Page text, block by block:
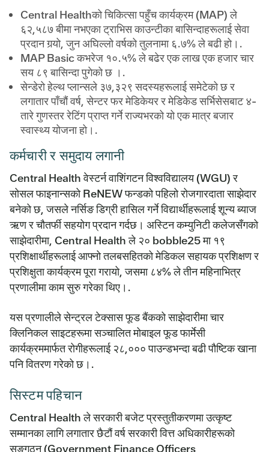
Central Healthको चिकित्सा पहुँच कार्यक्रम (MAP) ले
६२,५८७ बीमा नभएका ट्राभिस काउन्टीका बासिन्दाहरूलाई सेवा
प्रदान गर्‍यो, जुन अघिल्लो वर्षको तुलनामा ६.७% ले बढी हो।.
MAP Basic कभरेज १०.५% ले बढेर एक लाख एक हजार चार
सय ८९ बासिन्दा पुगेको छ ।.
सेन्डेरो हेल्थ प्लान्सले ३७,३२९ सदस्यहरूलाई समेटेको छ र
लगातार पाँचौं वर्ष, सेन्टर फर मेडिकेयर र मेडिकेड सर्भिसेसबाट ४-
तारे गुणस्तर रेटिंग प्राप्त गर्ने राज्यभरको यो एक मात्र बजार
स्वास्थ्य योजना हो।.
कर्मचारी र समुदाय लगानी
Central Health वेस्टर्न वाशिंगटन विश्वविद्यालय (WGU) र
सोसल फाइनान्सको ReNEW फन्डको पहिलो रोजगारदाता साझेदार
बनेको छ, जसले नर्सिङ डिग्री हासिल गर्ने विद्यार्थीहरूलाई शून्य ब्याज
ऋण र चौतर्फी सहयोग प्रदान गर्दछ। अस्टिन कम्युनिटी कलेजसँगको
साझेदारीमा, Central Health ले २० bobble25 मा १९
प्रशिक्षार्थीहरूलाई आफ्नो तलबसहितको मेडिकल सहायक प्रशिक्षण र
प्रशिक्षुता कार्यक्रम पूरा गरायो, जसमा ८४% ले तीन महिनाभित्र
प्रणालीमा काम सुरु गरेका थिए।.
यस प्रणालीले सेन्ट्रल टेक्सास फूड बैंकको साझेदारीमा चार
क्लिनिकल साइटहरूमा सञ्चालित मोबाइल फूड फार्मेसी
कार्यक्रममार्फत रोगीहरूलाई २८,००० पाउन्डभन्दा बढी पौष्टिक खाना
पनि वितरण गरेको छ।.
सिस्टम पहिचान
Central Health ले सरकारी बजेट प्रस्तुतीकरणमा उत्कृष्ट
सम्मानका लागि लगातार छैटौं वर्ष सरकारी वित्त अधिकारीहरूको
सङ्गठन (Government Finance Officers